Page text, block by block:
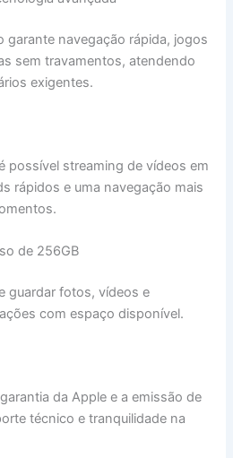
garante navegação rápida, jogos
sem travamentos, atendendo
exigentes.
possível streaming de vídeos em
rápidos e uma navegação mais
de 256GB
guardar fotos, vídeos e
com espaço disponível.
da Apple e a emissão de
técnico e tranquilidade na